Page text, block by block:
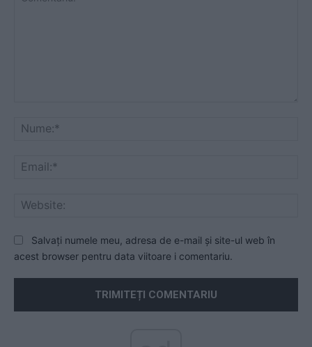
Salvați numele meu, adresa de e-mail și site-ul web în
acest browser pentru data viitoare i comentariu.